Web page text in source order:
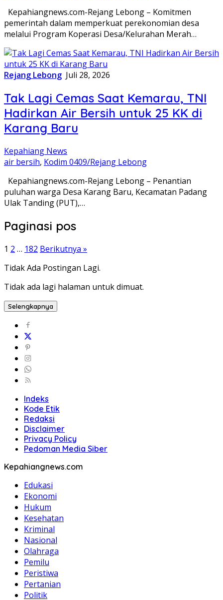
Kepahiangnews.com-Rejang Lebong – Komitmen
pemerintah dalam memperkuat perekonomian desa
melalui Program Koperasi Desa/Kelurahan Merah…
Rejang Lebong Juli 28, 2026
Tak Lagi Cemas Saat Kemarau, TNI
Hadirkan Air Bersih untuk 25 KK di
Karang Baru
Kepahiang News
air bersih, Kodim 0409/Rejang Lebong
Kepahiangnews.com-Rejang Lebong – Penantian
puluhan warga Desa Karang Baru, Kecamatan Padang
Ulak Tanding (PUT),…
Paginasi pos
1 2 … 182 Berikutnya »
Tidak Ada Postingan Lagi.
Tidak ada lagi halaman untuk dimuat.
Selengkapnya
Indeks
Kode Etik
Redaksi
Disclaimer
Privacy Policy
Pedoman Media Siber
Kepahiangnews.com
Edukasi
Ekonomi
Hukum
Kesehatan
Kriminal
Nasional
Olahraga
Pemilu
Peristiwa
Pertanian
Politik